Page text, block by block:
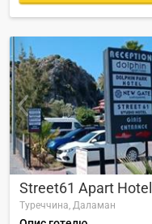
Street61 Apart Hotel
Туреччина, Даламан